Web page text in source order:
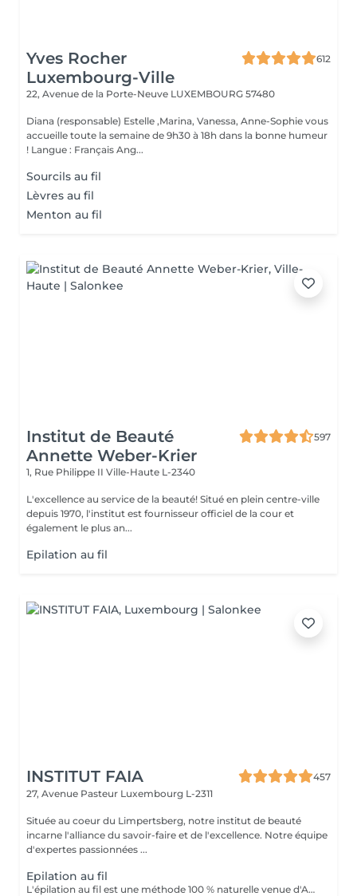
Yves Rocher
Luxembourg-Ville
612
22, Avenue de la Porte-Neuve LUXEMBOURG 57480
Diana (responsable) Estelle ,Marina, Vanessa, Anne-Sophie vous
accueille toute la semaine de 9h30 à 18h dans la bonne humeur
! Langue : Français Ang...
Sourcils au fil
Lèvres au fil
Menton au fil
Institut de Beauté
Annette Weber-Krier
597
1, Rue Philippe II Ville-Haute L-2340
L'excellence au service de la beauté! Situé en plein centre-ville
depuis 1970, l'institut est fournisseur officiel de la cour et
également le plus an...
Epilation au fil
INSTITUT FAIA
457
27, Avenue Pasteur Luxembourg L-2311
Située au coeur du Limpertsberg, notre institut de beauté
incarne l'alliance du savoir-faire et de l'excellence. Notre équipe
d'expertes passionnées ...
Epilation au fil
L'épilation au fil est une méthode 100 % naturelle venue d'Asie et du Moyen-Orient. Elle consiste à utiliser un fil de coton torsadé pour retirer le poil à la racine avec une grande précision. Idéale pour les zones sensibles du visage (sourcils, lèvre, menton, joues...), cette technique est douce, hygiénique et adaptée à tous les types de peau, même les plus réactives. Le fil permet de dessiner des lignes nettes et parfaitement définies tout en évitant les irritations souvent causées par la cire ou la pince. * Les avantages: Résultat net et précis Repousse plus lente et plus fine Méthode naturelle, sans produit chimique Moins de risque de poils incarnés Convient aux peaux sensibles